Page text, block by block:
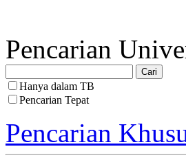
Pencarian
Hanya dalam TB
Pencarian Tepat
Pencarian